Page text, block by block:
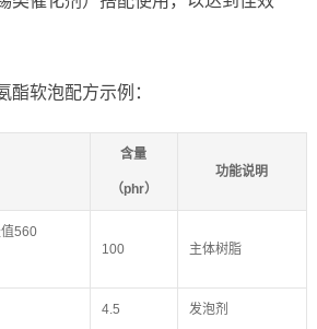
酯软泡配方示例：
含量
（phr）
功能说明
560
100 主体树脂
4.5 发泡剂